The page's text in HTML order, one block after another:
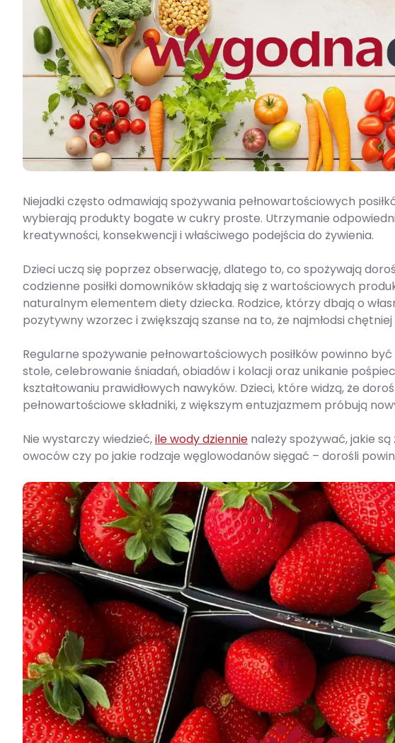
Niejadki często odmawiają spożywania pełnowartościowych
wybierają produkty bogate w cukry proste. Utrzymanie
kreatywności, konsekwencji i właściwego podejścia do żywienia.
Dzieci uczą się poprzez obserwację, dlatego to, co spożywają
codzienne posiłki domowników składają się z wartościowych
naturalnym elementem diety dziecka. Rodzice, którzy dbają o
pozytywny wzorzec i zwiększają szanse na to, że najmłodsi
Regularne spożywanie pełnowartościowych posiłków powinno
stole, celebrowanie śniadań, obiadów i kolacji oraz unikanie
kształtowaniu prawidłowych nawyków. Dzieci, które widzą, że
pełnowartościowe składniki, z większym entuzjazmem próbują
Nie wystarczy wiedzieć,ile wody dziennie należy spożywać, jakie
owoców czy po jakie rodzaje węglowodanów sięgać – dorośli